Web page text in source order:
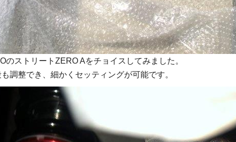
のストリートZERO Aをチョイスしてみました。
調整でき、細かくセッティングが可能です。